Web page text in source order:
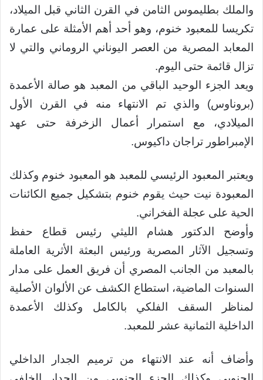
والملك بطليموس الثامن في القرن الثاني قبل الميلاد،
تكريسا للمعبود خنوم، وهو أحد أهم الأمثلة على عمارة
المعابد المصرية من العصر اليوناني الروماني والتي لا
تزال قائمة حتى اليوم.
ويعد الجزء الوحيد الباقي من المعبد هو صالة الأعمدة
(بروناوس) والذي تم الانتهاء منه في القرن الأول
الميلادي، مع استمرار أعمال الزخرفة حتى عهد
الإمبراطور تراجان داكيوس.
ويعتبر المعبود الرئيسي للمعبد هو المعبود خنوم وكذلك
المعبودة نيت حيث يقوم خنوم بتشكيل جميع الكائنات
الحية على عجلة الفخراني.
وأوضح الدكتور هشام الليثي رئيس قطاع حفظ
وتسجيل الآثار المصرية ورئيس البعثة الأثرية العاملة
بالمعبد من الجانب المصري أن فريق العمل على مدار
السنوات الماضية، استطاع الكشف عن الألوان الأصلية
لمناظر السقف الفلكي بالكامل وكذلك الأعمدة
الداخلية الثمانية عشر للمعبد.
وأضاف أنه عند الانتهاء من ترميم الجدار الداخلي